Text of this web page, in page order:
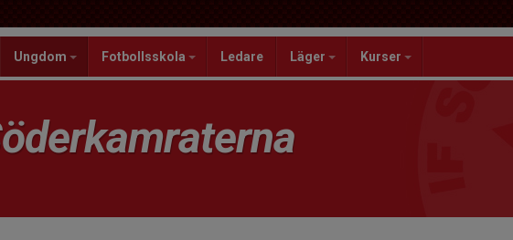
Ungdom Fotbollsskola Ledare Läger Kurser